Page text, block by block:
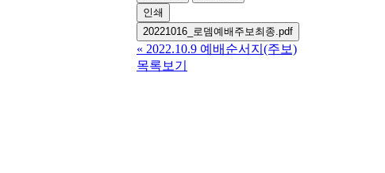
인쇄
20221016_로뎀예배주보최종.pdf
« 2022.10.9 예배순서지(주보)
목록보기